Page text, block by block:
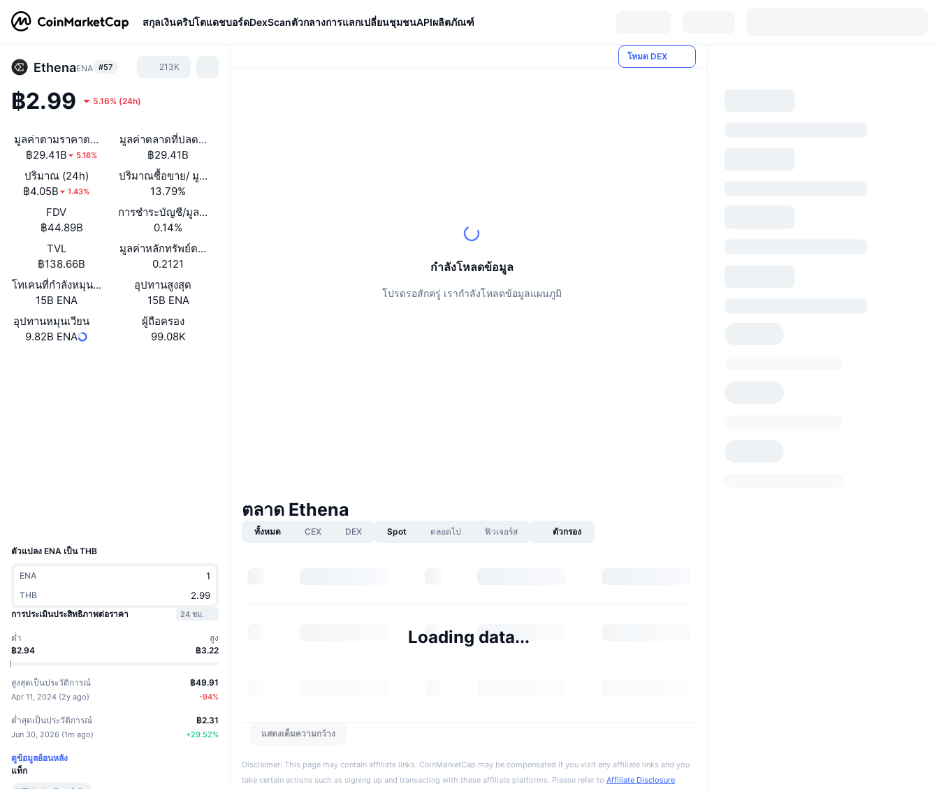
สกุลเงินคริปโตแดชบอร์ดDexScanตัวกลางการแลกเปลี่ยนชุมชนAPIผลิตภัณฑ์
EthenaENA #57 213K
฿2.99 5.16% (24h)
มูลค่าตามราคาตลาด
฿29.41B
5.16%
มูลค่าตลาดที่ปลดล็อกแล้ว
฿29.41B
ปริมาณ (24h)
฿4.05B
1.43%
ปริมาณซื้อขาย/ มูลค่าหลักทรัพย์ตามราคาตลาด (24 ชม.)
13.79%
FDV
฿44.89B
การชำระบัญชี/มูลค่าตลาด
0.14%
TVL
฿138.66B
มูลค่าหลักทรัพย์ตามราคาตลาด/มูลค่ารวมที่ถูกล็อก
0.2121
โทเคนที่กำลังหมุนเวียนหรือถูกล็อค
15B ENA
อุปทานสูงสุด
15B ENA
อุปทานหมุนเวียน
9.82B ENA
ผู้ถือครอง
99.08K
ตัวแปลง ENA เป็น THB
ENA
THB
การประเมินประสิทธิภาพต่อราคา
24 ชม.
ต่ำ
฿2.94
สูง
฿3.22
สูงสุดเป็นประวัติการณ์
Apr 11, 2024 (2y ago)
฿49.91
-94%
ต่ำสุดเป็นประวัติการณ์
Jun 30, 2026 (1m ago)
฿2.31
+29.52%
ดูข้อมูลย้อนหลัง
แท็ก
โหมด DEX
กำลังโหลดข้อมูล
โปรดรอสักครู่ เรากำลังโหลดข้อมูลแผนภูมิ
ตลาด Ethena
ทั้งหมด CEX DEX Spot ตลอดไป ฟิวเจอร์ส ตัวกรอง
Loading data...
แสดงเต็มความกว้าง
Disclaimer: This page may contain affiliate links. CoinMarketCap may be compensated if you visit any affiliate links and you
take certain actions such as signing up and transacting with these affiliate platforms. Please refer to Affiliate Disclosure.